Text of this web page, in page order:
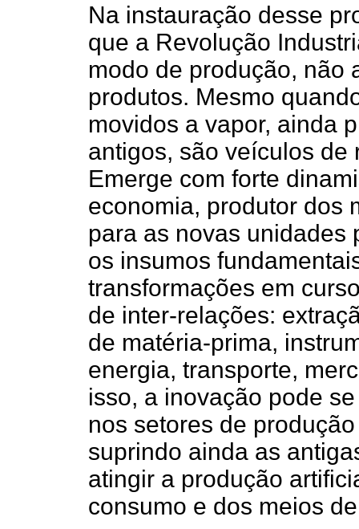
Na instauração desse
que a Revolução
modo de produção, não
produtos. Mesmo
movidos a vapor, ainda
antigos, são veículos de
Emerge com forte
economia, produtor dos
para as novas unidades
os insumos
transformações em
de inter-relações:
de matéria-prima,
energia, transporte,
isso, a inovação pode
nos setores de
suprindo ainda as
atingir a produção
consumo e dos meios